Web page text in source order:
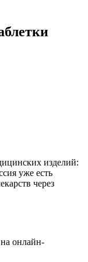
изделий:
уже есть
через
онлайн-